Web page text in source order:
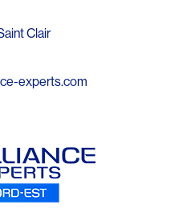
Clair
experts.com